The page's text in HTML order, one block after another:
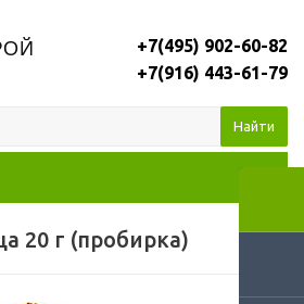
+7(495) 902-60-82
+7(916) 443-61-79
Найти
20 г (пробирка)